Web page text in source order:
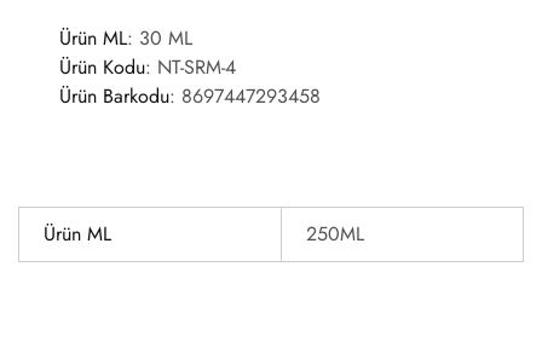
Ürün ML: 30 ML
Ürün Kodu: NT-SRM-4
Ürün Barkodu: 8697447293458
Ürün ML 250ML